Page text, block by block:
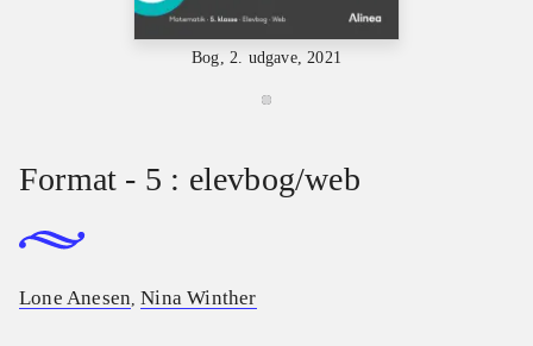
Bog, 2. udgave, 2021
Format - 5 : elevbog/web
Lone Anesen Nina Winther